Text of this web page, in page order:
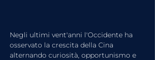
Negli ultimi vent'anni l'Occidente ha
osservato la crescita della Cina
alternando curiosità, opportunismo e